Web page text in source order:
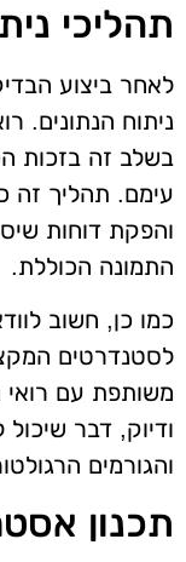
תהליכי
לאחר ביצוע
ניתוח הנתונים.
בשלב זה בזכות
עימם. תהליך זה
והפקת דוחות
התמונה הכוללת.
כמו כן, חשוב
לסטנדרטים
משותפת עם רואי
ודיוק, דבר
והגורמים
תכנון